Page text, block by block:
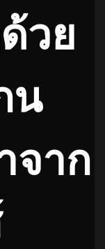
วย
น
จาก